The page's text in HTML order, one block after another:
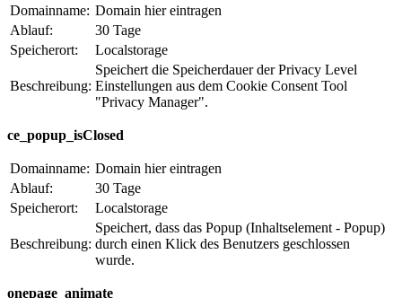
Domainname: Domain hier eintragen
Ablauf:
30 Tage
Speicherort:
Localstorage
Beschreibung:
Speichert die Speicherdauer der Privacy Level
Einstellungen aus dem Cookie Consent Tool
"Privacy Manager".
ce_popup_isClosed
Domainname: Domain hier eintragen
Ablauf:
30 Tage
Speicherort:
Localstorage
Beschreibung:
Speichert, dass das Popup (Inhaltselement - Popup)
durch einen Klick des Benutzers geschlossen
wurde.
onepage_animate